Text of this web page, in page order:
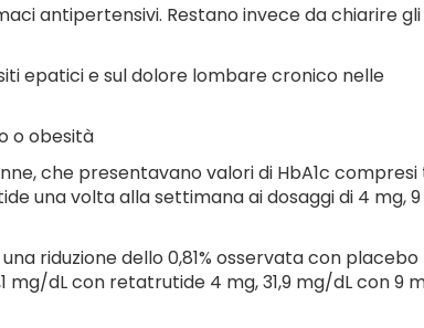
antipertensivi. Restano invece da chiarire gli
epatici e sul dolore lombare cronico nelle
o obesità
che presentavano valori di HbA1c
una volta alla settimana ai dosaggi di 4 mg, 9
riduzione dello 0,81% osservata con placebo
dL con retatrutide 4 mg, 31,9 mg/dL con 9